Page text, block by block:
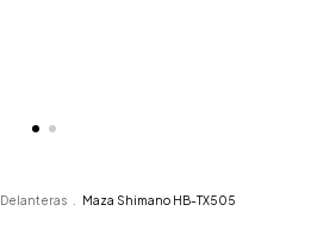
Delanteras
Maza Shimano HB-TX505